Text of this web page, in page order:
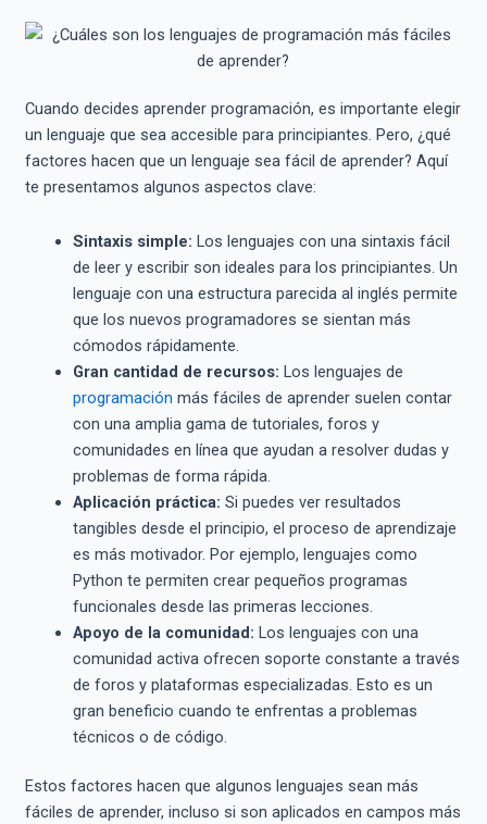
Cuando decides aprender programación, es importante elegir
un lenguaje que sea accesible para principiantes. Pero, ¿qué
factores hacen que un lenguaje sea fácil de aprender? Aquí
te presentamos algunos aspectos clave:
Sintaxis simple: Los lenguajes con una sintaxis fácil
de leer y escribir son ideales para los principiantes. Un
lenguaje con una estructura parecida al inglés permite
que los nuevos programadores se sientan más
cómodos rápidamente.
Gran cantidad de recursos: Los lenguajes de
programación más fáciles de aprender suelen contar
con una amplia gama de tutoriales, foros y
comunidades en línea que ayudan a resolver dudas y
problemas de forma rápida.
Aplicación práctica: Si puedes ver resultados
tangibles desde el principio, el proceso de aprendizaje
es más motivador. Por ejemplo, lenguajes como
Python te permiten crear pequeños programas
funcionales desde las primeras lecciones.
Apoyo de la comunidad: Los lenguajes con una
comunidad activa ofrecen soporte constante a través
de foros y plataformas especializadas. Esto es un
gran beneficio cuando te enfrentas a problemas
técnicos o de código.
Estos factores hacen que algunos lenguajes sean más
fáciles de aprender, incluso si son aplicados en campos más